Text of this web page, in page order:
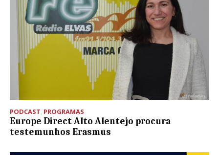
PODCAST PROGRAMAS
Europe Direct Alto Alentejo procura
testemunhos Erasmus